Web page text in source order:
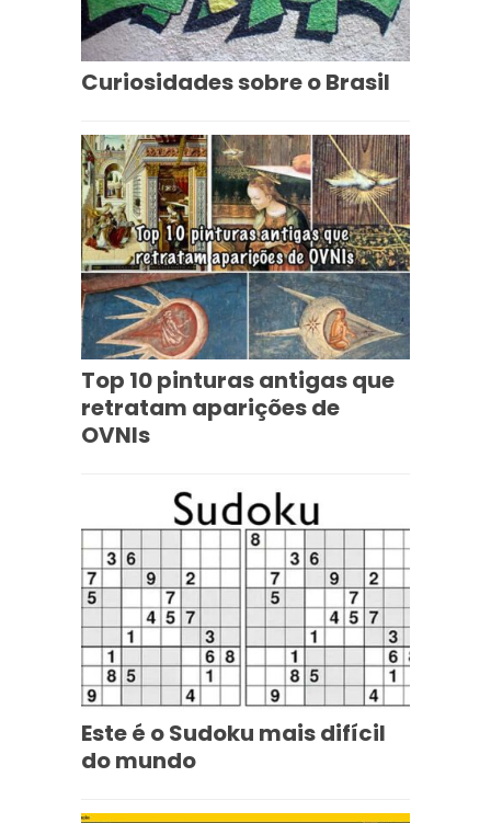
Curiosidades sobre o Brasil
Top 10 pinturas antigas que
retratam aparições de
OVNIs
Este é o Sudoku mais difícil
do mundo